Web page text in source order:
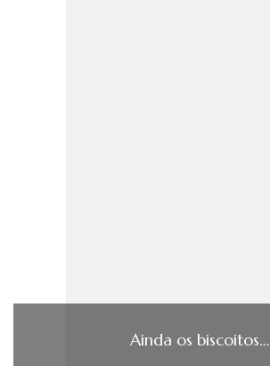
Ainda os biscoitos…